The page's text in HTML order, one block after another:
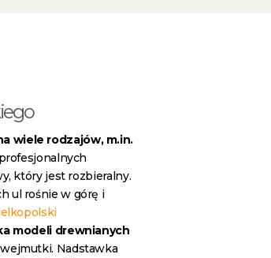
wiele rodzajów, m.in.
który jest rozbieralny.
ul rośnie w górę i
modeli drewnianych
Nadstawka